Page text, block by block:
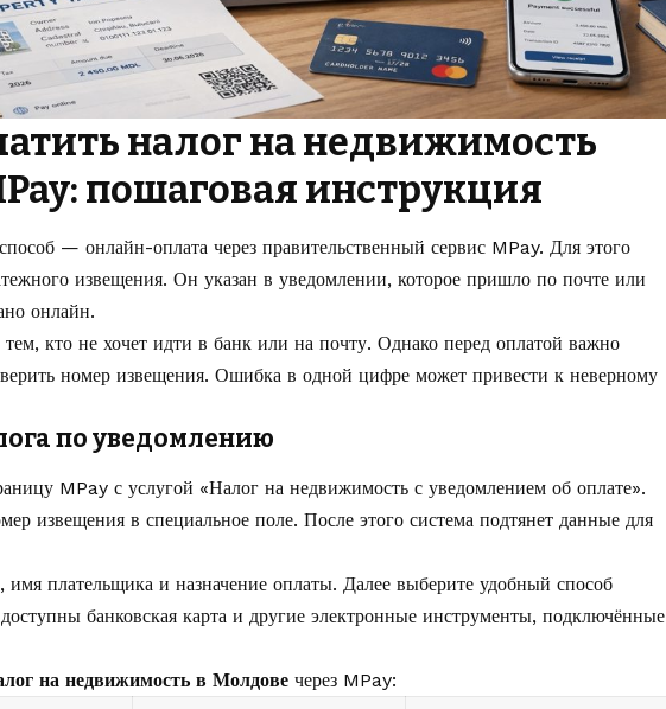
налог на недвижимость
пошаговая инструкция
— онлайн-оплата через правительственный сервис MPay. Для этого
извещения. Он указан в уведомлении, которое пришло по почте или
онлайн.
кто не хочет идти в банк или на почту. Однако перед оплатой важно
номер извещения. Ошибка в одной цифре может привести к неверному
по уведомлению
MPay с услугой «Налог на недвижимость с уведомлением об оплате».
извещения в специальное поле. После этого система подтянет данные для
имя плательщика и назначение оплаты. Далее выберите удобный способ
банковская карта и другие электронные инструменты, подключённые
на недвижимость в Молдове через MPay: